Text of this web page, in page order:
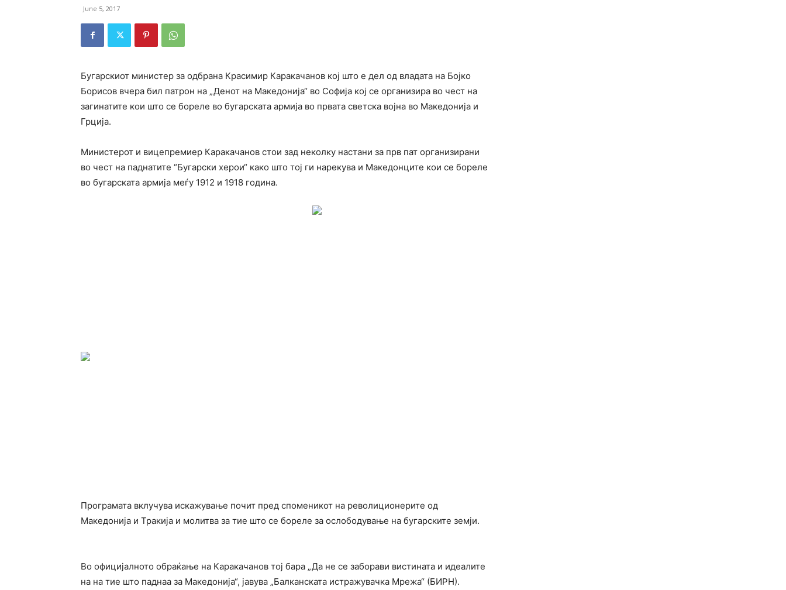
June 5, 2017
Бугарскиот министер за одбрана Красимир Каракачанов кој што е дел од владата на Бојко
Борисов вчера бил патрон на „Денот на Македонија“ во Софија кој се организира во чест на
загинатите кои што се бореле во бугарската армија во првата светска војна во Македонија и
Грција.
Министерот и вицепремиер Каракачанов стои зад неколку настани за прв пат организирани
во чест на паднатите “Бугарски херои“ како што тој ги нарекува и Македонците кои се бореле
во бугарската армија меѓу 1912 и 1918 година.
Програмата вклучува искажување почит пред споменикот на револиционерите од
Македонија и Тракија и молитва за тие што се бореле за ослободување на бугарските земји.
Во официјалното обраќање на Каракачанов тој бара „Да не се заборави вистината и идеалите
на на тие што паднаа за Македонија“, јавува „Балканската истражувачка Мрежа“ (БИРН).